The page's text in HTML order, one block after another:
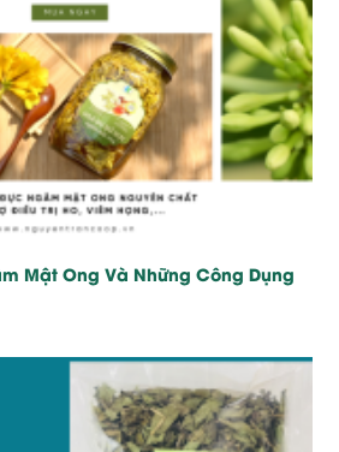
Mật Ong Và Những Công Dụng